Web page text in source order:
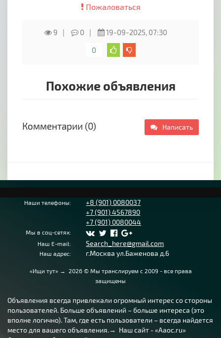
- размещение информации в сети Интернет
- консультация клиентов онлайнПодробности
По всем вопросам обращаться на эл. Почту
Пожаловаться
9 0
19-09-2025, 07:30
0
Похожие объявления
Комментарии (0) Написать
Наши телефоны:
+8 (901) 0080037
+7 (901) 4567890
+7 (901) 0080044
Мы в соц-сетях:
Наш E-mail:
Search_here@gmail.com
Наш адрес: г.Москва ул.Баженова д.6
«Ищи тут» → 2026© Мы транслируем с 2009 - все права
защищены
Объявления всегда привлекали огромный интерес со стороны
пользователей. Больше объявлений – больше интереса (это
вполне логично). Там, где есть пользователи – всегда найдется
место для вашего объявления.→ Наш сайт - «Aaoc.ru»